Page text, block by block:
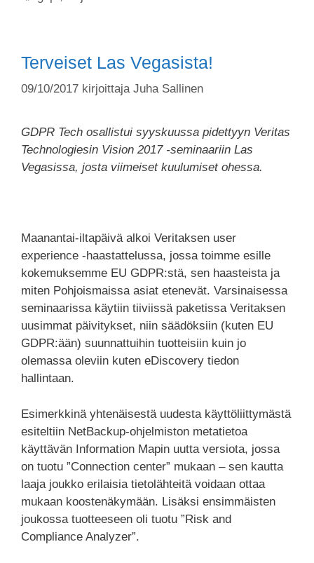
Terveiset Las Vegasista!
09/10/2017 kirjoittaja Juha Sallinen
GDPR Tech osallistui syyskuussa pidettyyn Veritas
Technologiesin Vision 2017 -seminaariin Las
Vegasissa, josta viimeiset kuulumiset ohessa.
Maanantai-iltapäivä alkoi Veritaksen user
experience -haastattelussa, jossa toimme esille
kokemuksemme EU GDPR:stä, sen haasteista ja
miten Pohjoismaissa asiat etenevät. Varsinaisessa
seminaarissa käytiin tiiviissä paketissa Veritaksen
uusimmat päivitykset, niin säädöksiin (kuten EU
GDPR:ään) suunnattuihin tuotteisiin kuin jo
olemassa oleviin kuten eDiscovery tiedon
hallintaan.
Esimerkkinä yhtenäisestä uudesta käyttöliittymästä
esiteltiin NetBackup-ohjelmiston metatietoa
käyttävän Information Mapin uutta versiota, jossa
on tuotu ”Connection center” mukaan – sen kautta
laaja joukko erilaisia tietolähteitä voidaan ottaa
mukaan koostenäkymään. Lisäksi ensimmäisten
joukossa tuotteeseen oli tuotu ”Risk and
Compliance Analyzer”.